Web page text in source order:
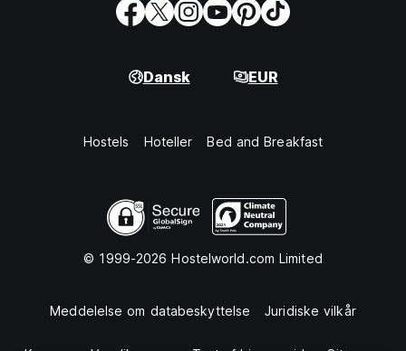
Dansk EUR
Hostels Hoteller Bed and Breakfast
© 1999-2026 Hostelworld.com Limited
Meddelelse om databeskyttelse Juridiske vilkår